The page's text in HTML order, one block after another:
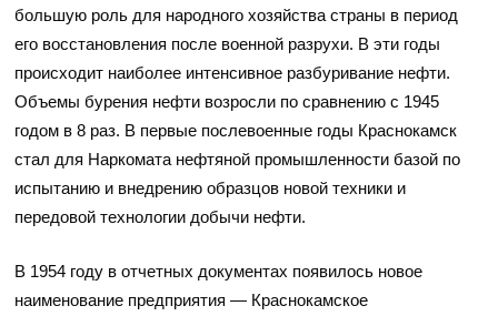
большую роль для народного хозяйства страны в период
его восстановления после военной разрухи. В эти годы
происходит наиболее интенсивное разбуривание нефти.
Объемы бурения нефти возросли по сравнению с 1945
годом в 8 раз. В первые послевоенные годы Краснокамск
стал для Наркомата нефтяной промышленности базой по
испытанию и внедрению образцов новой техники и
передовой технологии добычи нефти.
В 1954 году в отчетных документах появилось новое
наименование предприятия — Краснокамское